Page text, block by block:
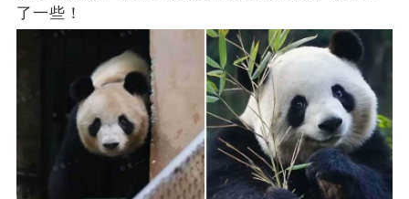
了一些！